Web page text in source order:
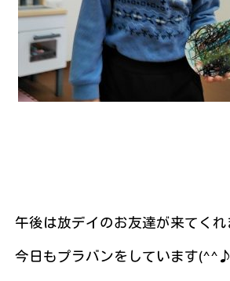
今日もプラバンをしています(^^♪